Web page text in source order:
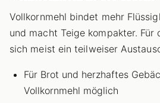
Vollkornmehl bindet mehr
und macht Teige kompakter. Für
sich meist ein teilweiser
Für Brot und herzhaftes
Vollkornmehl möglich